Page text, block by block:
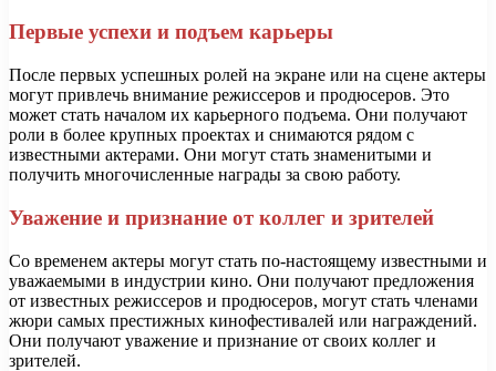
Первые успехи и подъем карьеры
После первых успешных ролей на экране или на сцене актеры
могут привлечь внимание режиссеров и продюсеров. Это
может стать началом их карьерного подъема. Они получают
роли в более крупных проектах и снимаются рядом с
известными актерами. Они могут стать знаменитыми и
получить многочисленные награды за свою работу.
Уважение и признание от коллег и зрителей
Со временем актеры могут стать по-настоящему известными и
уважаемыми в индустрии кино. Они получают предложения
от известных режиссеров и продюсеров, могут стать членами
жюри самых престижных кинофестивалей или награждений.
Они получают уважение и признание от своих коллег и
зрителей.